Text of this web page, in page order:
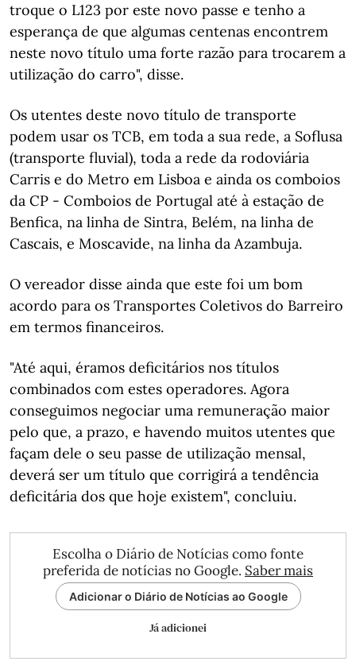
troque o L123 por este novo passe e tenho a
esperança de que algumas centenas encontrem
neste novo título uma forte razão para trocarem a
utilização do carro", disse.
Os utentes deste novo título de transporte
podem usar os TCB, em toda a sua rede, a Soflusa
(transporte fluvial), toda a rede da rodoviária
Carris e do Metro em Lisboa e ainda os comboios
da CP - Comboios de Portugal até à estação de
Benfica, na linha de Sintra, Belém, na linha de
Cascais, e Moscavide, na linha da Azambuja.
O vereador disse ainda que este foi um bom
acordo para os Transportes Coletivos do Barreiro
em termos financeiros.
"Até aqui, éramos deficitários nos títulos
combinados com estes operadores. Agora
conseguimos negociar uma remuneração maior
pelo que, a prazo, e havendo muitos utentes que
façam dele o seu passe de utilização mensal,
deverá ser um título que corrigirá a tendência
deficitária dos que hoje existem", concluiu.
Escolha o Diário de Notícias como fonte
preferida de notícias no Google. Saber mais
Adicionar o Diário de Notícias ao Google
Já adicionei